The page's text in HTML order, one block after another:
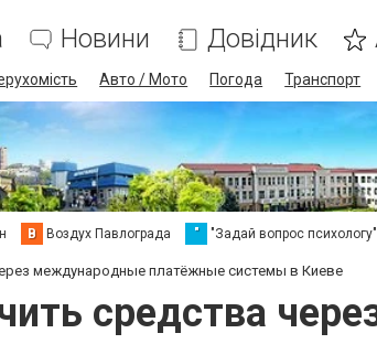
Новини Довідник
Авто / Мото Погода Транспорт
В Воздух Павлограда " "Задай вопрос психологу"
международные платёжные системы в Киеве
средства